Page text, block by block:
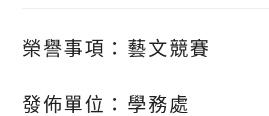
榮譽事項： 藝文競賽
發佈單位： 學務處